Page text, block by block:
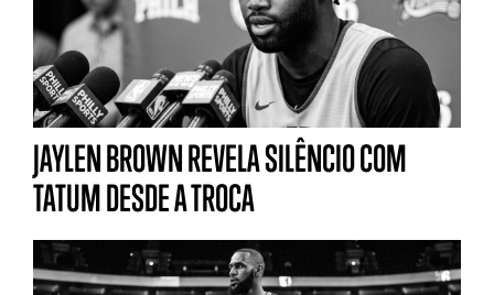
JAYLEN BROWN REVELA SILÊNCIO COM
TATUM DESDE A TROCA